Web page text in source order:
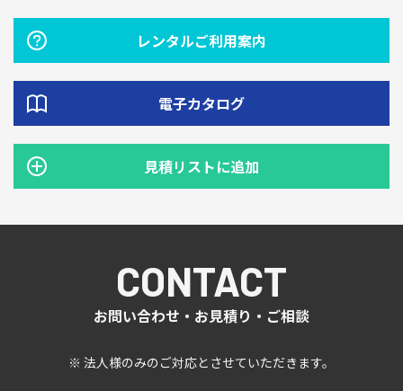
レンタルご利用案内
電子カタログ
見積リストに追加
CONTACT
お問い合わせ・お見積り・ご相談
※ 法人様のみのご対応とさせていただきます。